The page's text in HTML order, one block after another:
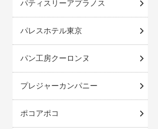
パティスリーアプラノス
パレスホテル東京
パン工房クーロンヌ
プレジャーカンパニー
ポコアポコ